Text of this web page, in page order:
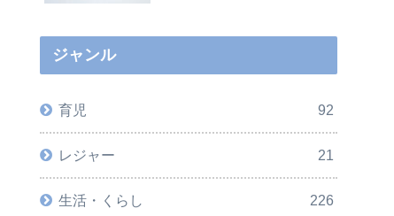
ジャンル
育児 92
レジャー 21
生活・くらし 226